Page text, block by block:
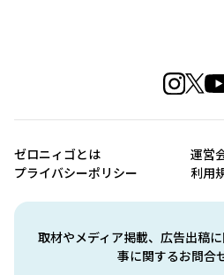
取材やメディア掲載、広告出稿
事に関するお問合
ゼロニィゴとは
運営
プライバシーポリシー
利用